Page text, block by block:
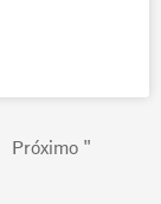
Próximo "